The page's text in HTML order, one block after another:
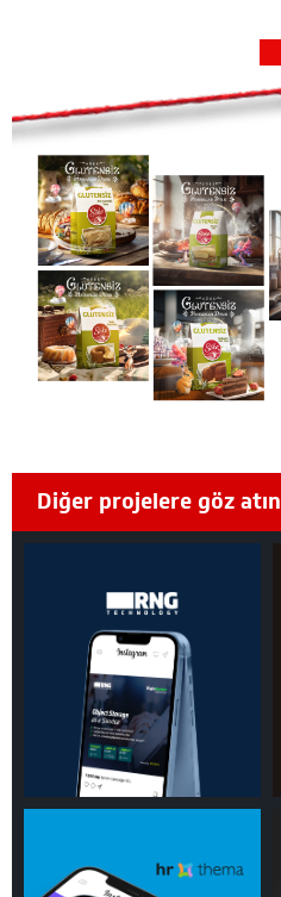
Diğer projelere göz atın